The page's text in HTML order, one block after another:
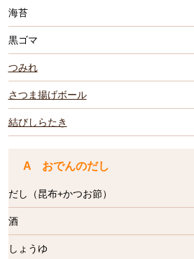
海苔
黒ゴマ
つみれ
さつま揚げボール
結びしらたき
A おでんのだし
だし（昆布+かつお節）
酒
しょうゆ